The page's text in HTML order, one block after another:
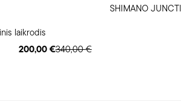
laikrodis
340,00 €
200,00 €